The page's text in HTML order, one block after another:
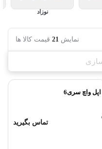
نوزاد
نمایش 21 قیمت کالا ها
اپل واچ سری6
تماس بگیرید